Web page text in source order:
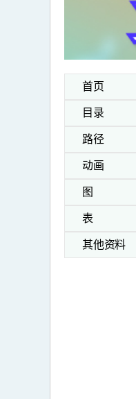
首页
目录
路径
动画
图
表
其他资料